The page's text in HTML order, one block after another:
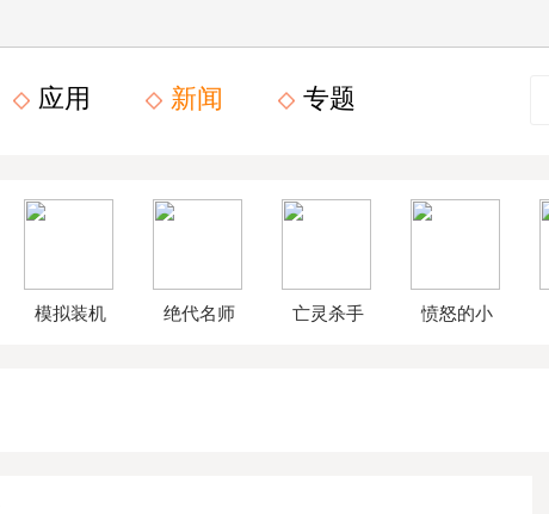
应用 新闻 专题
模拟装机 绝代名师 亡灵杀手 愤怒的小